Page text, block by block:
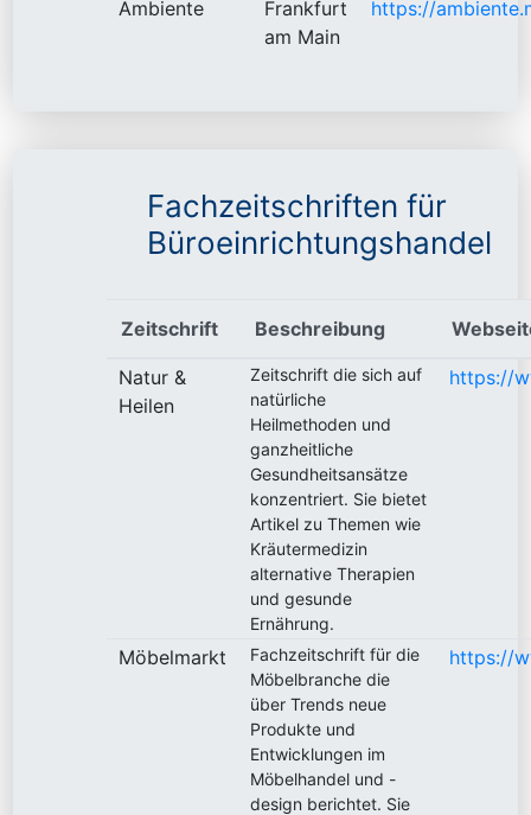
Ambiente
Frankfurt
am Main
https://
Fachzeitschriften für
Büroeinrichtungshandel
Zeitschrift Beschreibung
Natur &
Heilen
Zeitschrift die sich auf
natürliche
Heilmethoden und
ganzheitliche
Gesundheitsansätze
konzentriert. Sie bietet
Artikel zu Themen wie
Kräutermedizin
alternative Therapien
und gesunde
Ernährung.
https://
Möbelmarkt
Fachzeitschrift für die
Möbelbranche die
über Trends neue
Produkte und
Entwicklungen im
Möbelhandel und -
design berichtet. Sie
https://